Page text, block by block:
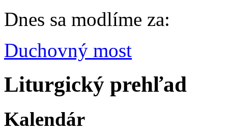
Dnes sa modlíme za:
Duchovný most
Liturgický prehľad
Kalendár